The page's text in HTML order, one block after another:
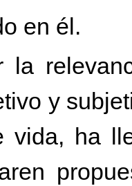
en él.
la
y
vida, ha